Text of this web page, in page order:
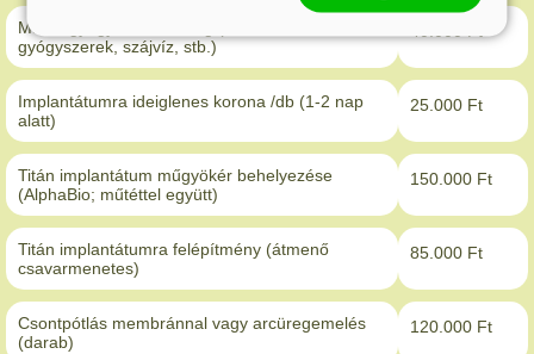
Műtéti gyógyulási csomag (lézerkezelések,
gyógyszerek, szájvíz, stb.)
40.000 Ft
Implantátumra ideiglenes korona /db (1-2 nap
alatt)
25.000 Ft
Titán implantátum műgyökér behelyezése
(AlphaBio; műtéttel együtt)
150.000 Ft
Titán implantátumra felépítmény (átmenő
csavarmenetes)
85.000 Ft
Csontpótlás membránnal vagy arcüregemelés
(darab)
120.000 Ft